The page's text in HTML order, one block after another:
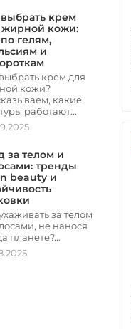
крем
жирной кожи:
гелям,
и
крем для
кожи?
какие
работают...
за телом и
тренды
beauty и
за телом
не нанося
планете?...